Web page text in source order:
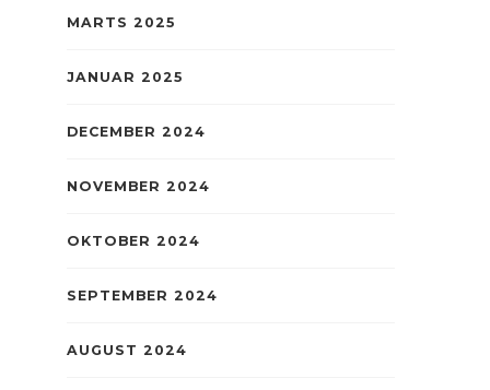
MARTS 2025
JANUAR 2025
DECEMBER 2024
NOVEMBER 2024
OKTOBER 2024
SEPTEMBER 2024
AUGUST 2024